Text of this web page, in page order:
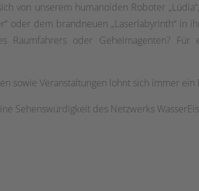
von unserem humanoiden Roboter
oder dem brandneuen „Laserlabyrinth“
Raumfahrers oder Geheimagenten?
sowie Veranstaltungen lohnt sich immer ein
Sehenswürdigkeit des Netzwerks